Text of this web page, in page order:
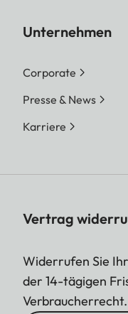
Unternehmen
Corporate
Presse & News
Karriere
Vertrag
Widerrufen Sie
der 14-tägigen
Verbraucherrecht.